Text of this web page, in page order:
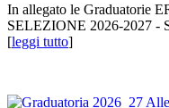
In allegato le Graduatorie
SELEZIONE 2026-2027 -
[leggi tutto]